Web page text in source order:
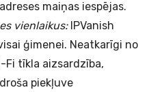
maiņas iespējas.
vienlaikus:IPVanish
ģimenei. Neatkarīgi no
Fi tīkla aizsardzība,
piekļuve